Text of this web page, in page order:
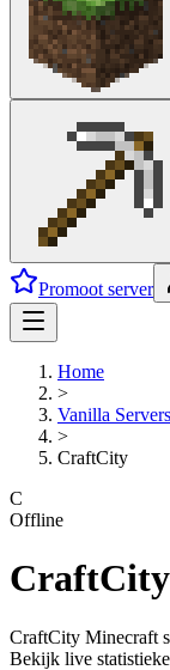
Promoot server
Home
>
Vanilla Servers
>
CraftCity
C
Offline
CraftCity
CraftCity Minecraft
Bekijk live